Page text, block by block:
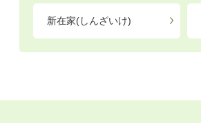
新在家(しんざいけ)